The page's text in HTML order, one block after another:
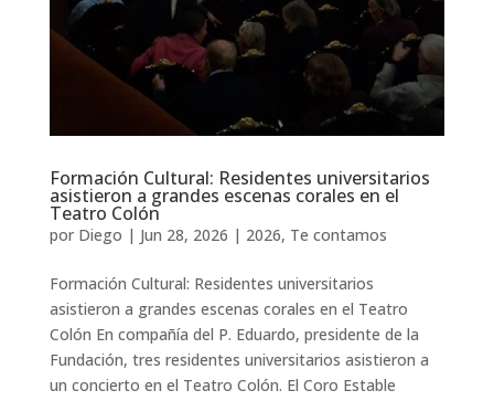
Formación Cultural: Residentes universitarios
asistieron a grandes escenas corales en el
Teatro Colón
por Diego | Jun 28, 2026 | 2026, Te contamos
Formación Cultural: Residentes universitarios
asistieron a grandes escenas corales en el Teatro
Colón En compañía del P. Eduardo, presidente de la
Fundación, tres residentes universitarios asistieron a
un concierto en el Teatro Colón. El Coro Estable